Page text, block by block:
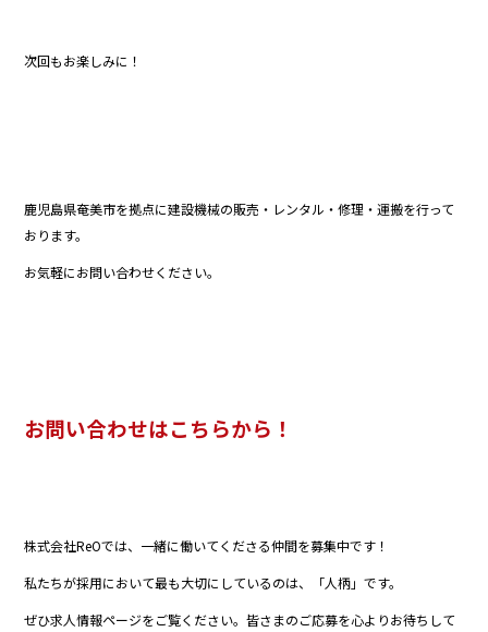
次回もお楽しみに！
鹿児島県奄美市を拠点に建設機械の販売・レンタル・修理・運搬を行って
おります。
お気軽にお問い合わせください。
お問い合わせはこちらから！
株式会社ReOでは、一緒に働いてくださる仲間を募集中です！
私たちが採用において最も大切にしているのは、「人柄」です。
ぜひ求人情報ページをご覧ください。皆さまのご応募を心よりお待ちして